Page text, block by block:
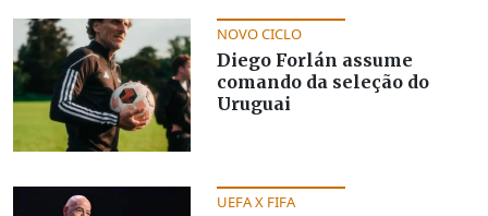
NOVO CICLO
Diego Forlán assume
comando da seleção do
Uruguai
UEFA X FIFA